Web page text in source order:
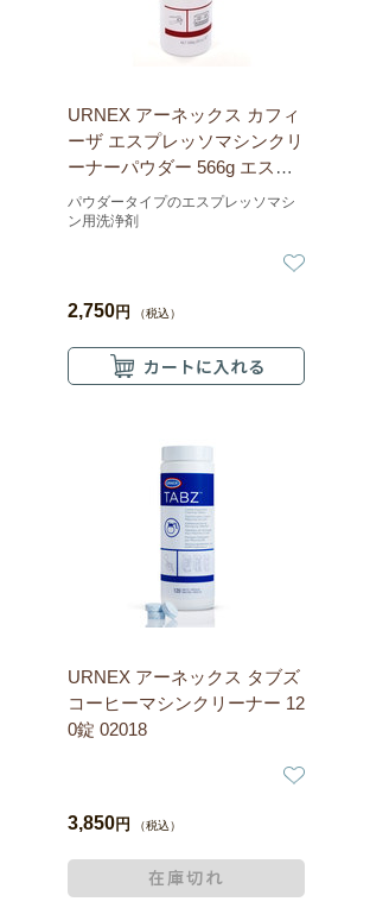
URNEX アーネックス カフィ
ーザ エスプレッソマシンクリ
ーナーパウダー 566g エスプ
レッソ洗浄剤 パウダータイプ
02025
パウダータイプのエスプレッソマシ
ン用洗浄剤
2,750円 （税込）
URNEX アーネックス タブズ
コーヒーマシンクリーナー 12
0錠 02018
3,850円 （税込）